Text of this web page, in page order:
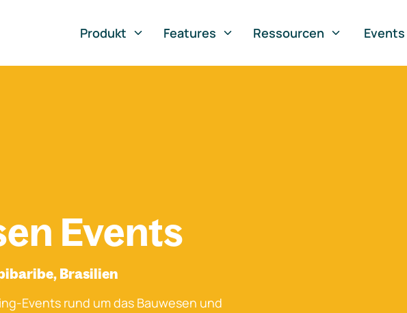
Produkt
Features Ressourcen
Events
Brasilien
Events rund um das Bauwesen und